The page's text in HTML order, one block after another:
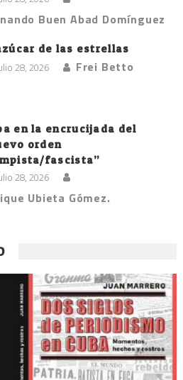
Buen Abad Domínguez
de las estrellas
28, 2026 Frei Betto
en la encrucijada del
orden
fascista”
28, 2026
Ubieta Gómez.